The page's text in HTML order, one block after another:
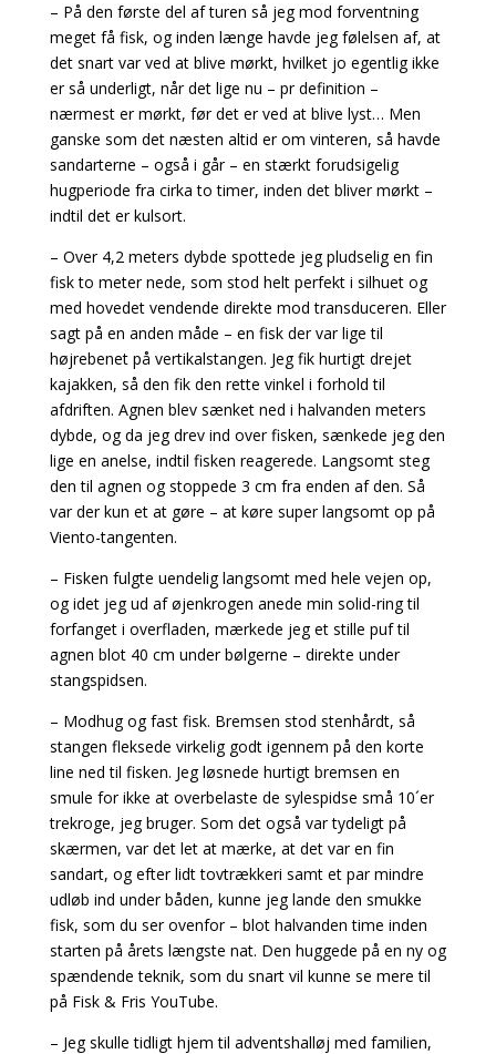
– På den første del af turen så jeg mod forventning
meget få fisk, og inden længe havde jeg følelsen af, at
det snart var ved at blive mørkt, hvilket jo egentlig ikke
er så underligt, når det lige nu – pr definition –
nærmest er mørkt, før det er ved at blive lyst… Men
ganske som det næsten altid er om vinteren, så havde
sandarterne – også i går – en stærkt forudsigelig
hugperiode fra cirka to timer, inden det bliver mørkt –
indtil det er kulsort.
– Over 4,2 meters dybde spottede jeg pludselig en fin
fisk to meter nede, som stod helt perfekt i silhuet og
med hovedet vendende direkte mod transduceren. Eller
sagt på en anden måde – en fisk der var lige til
højrebenet på vertikalstangen. Jeg fik hurtigt drejet
kajakken, så den fik den rette vinkel i forhold til
afdriften. Agnen blev sænket ned i halvanden meters
dybde, og da jeg drev ind over fisken, sænkede jeg den
lige en anelse, indtil fisken reagerede. Langsomt steg
den til agnen og stoppede 3 cm fra enden af den. Så
var der kun et at gøre – at køre super langsomt op på
Viento-tangenten.
– Fisken fulgte uendelig langsomt med hele vejen op,
og idet jeg ud af øjenkrogen anede min solid-ring til
forfanget i overfladen, mærkede jeg et stille puf til
agnen blot 40 cm under bølgerne – direkte under
stangspidsen.
– Modhug og fast fisk. Bremsen stod stenhårdt, så
stangen fleksede virkelig godt igennem på den korte
line ned til fisken. Jeg løsnede hurtigt bremsen en
smule for ikke at overbelaste de sylespidse små 10´er
trekroge, jeg bruger. Som det også var tydeligt på
skærmen, var det let at mærke, at det var en fin
sandart, og efter lidt tovtrækkeri samt et par mindre
udløb ind under båden, kunne jeg lande den smukke
fisk, som du ser ovenfor – blot halvanden time inden
starten på årets længste nat. Den huggede på en ny og
spændende teknik, som du snart vil kunne se mere til
på Fisk & Fris YouTube.
– Jeg skulle tidligt hjem til adventshalløj med familien,